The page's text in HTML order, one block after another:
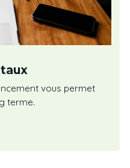
vous permet
terme.